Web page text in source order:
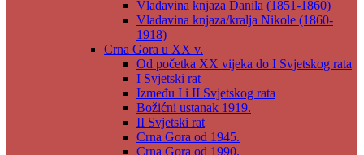
Vladavina knjaza Danila (1851-1860)
Vladavina knjaza/kralja Nikole (1860-
1918)
Crna Gora u XX v.
Od početka XX vijeka do I Svjetskog rata
I Svjetski rat
Između I i II Svjetskog rata
Božićni ustanak 1919.
II Svjetski rat
Crna Gora od 1945.
Crna Gora od 1990.